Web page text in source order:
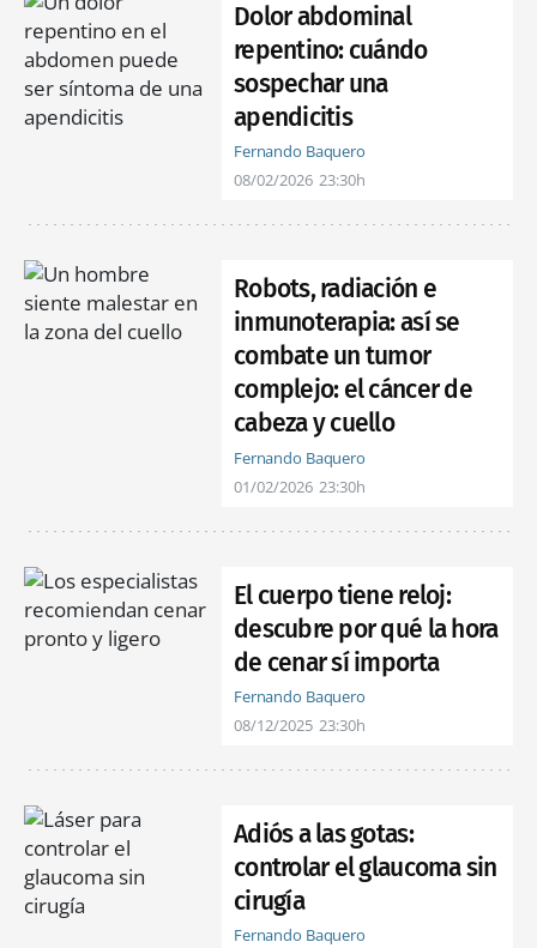
Dolor abdominal
repentino: cuándo
sospechar una
apendicitis
Fernando Baquero
08/02/2026 23:30h
Robots, radiación e
inmunoterapia: así se
combate un tumor
complejo: el cáncer de
cabeza y cuello
Fernando Baquero
01/02/2026 23:30h
El cuerpo tiene reloj:
descubre por qué la hora
de cenar sí importa
Fernando Baquero
08/12/2025 23:30h
Adiós a las gotas:
controlar el glaucoma sin
cirugía
Fernando Baquero